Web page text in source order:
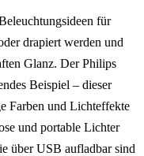
für
drapiert werden und
Glanz. Der Philips
Beispiel – dieser
Farben und Lichteffekte
und portable Lichter
über USB aufladbar sind